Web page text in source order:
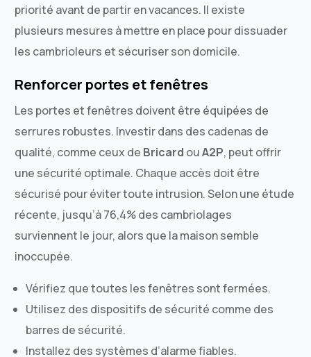
priorité avant de partir en vacances. Il existe
plusieurs mesures à mettre en place pour dissuader
les cambrioleurs et sécuriser son domicile.
Renforcer portes et fenêtres
Les portes et fenêtres doivent être équipées de
serrures robustes. Investir dans des cadenas de
qualité, comme ceux de Bricard ouA2P, peut offrir
une sécurité optimale. Chaque accès doit être
sécurisé pour éviter toute intrusion. Selon une étude
récente, jusqu’à 76,4% des cambriolages
surviennent le jour, alors que la maison semble
inoccupée.
Vérifiez que toutes les fenêtres sont fermées.
Utilisez des dispositifs de sécurité comme des
barres de sécurité.
Installez des systèmes d’alarme fiables.